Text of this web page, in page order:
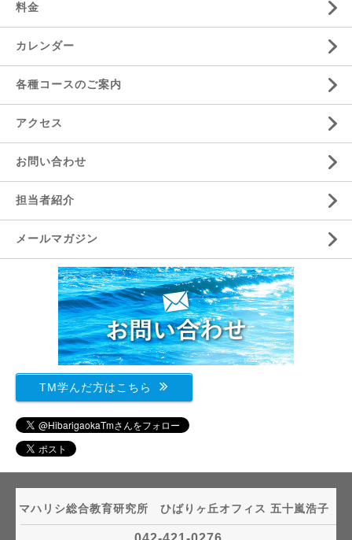
料金
カレンダー
各種コースのご案内
アクセス
お問い合わせ
担当者紹介
メールマガジン
TM学んだ方はこちら
マハリシ総合教育研究所 ひばりヶ丘オフィス 五十嵐浩子